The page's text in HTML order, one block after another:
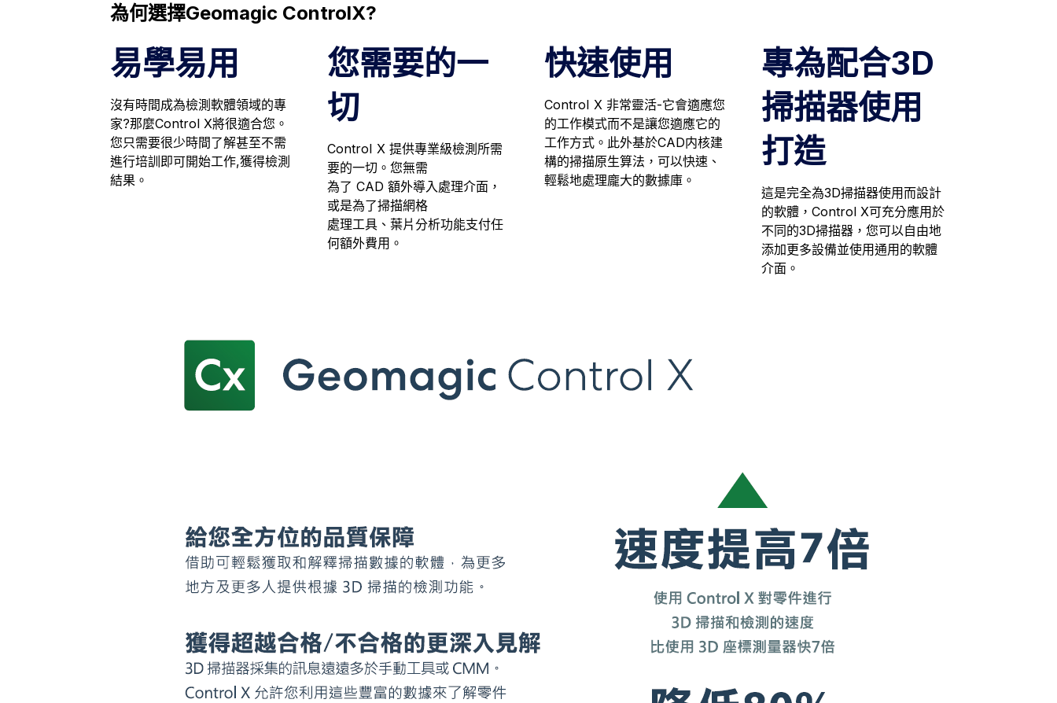
為何選擇Geomagic ControlX?
易學易用
沒有時間成為檢測軟體領域的專
家?那麼Control X將很適合您。
您只需要很少時間了解甚至不需
進行培訓即可開始工作,獲得檢測
結果。
您需要的一
切
ControI X 提供專業級檢測所需
要的一切。您無需
為了 CAD 額外導入處理介面，
或是為了掃描網格
處理工具、葉片分析功能支付任
何額外費用。
快速使用
ControI X 非常靈活-它會適應您
的工作模式而不是讓您適應它的
工作方式。此外基於CAD内核建
構的掃描原生算法，可以快速、
輕鬆地處理龐大的數據庫。
專為配合3D
掃描器使用
打造
這是完全為3D掃描器使用而設計
的軟體，Control X可充分應用於
不同的3D掃描器，您可以自由地
添加更多設備並使用通用的軟體
介面。